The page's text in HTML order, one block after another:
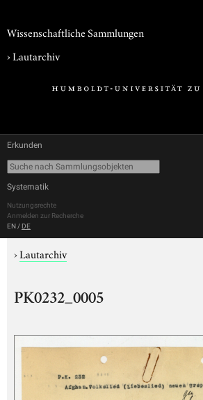
Wissenschaftliche Sammlungen
›Lautarchiv
Erkunden
Systematik
Nutzungsrechte
Anmelden zur Recherche
EN / DE
›Lautarchiv
PK0232_0005